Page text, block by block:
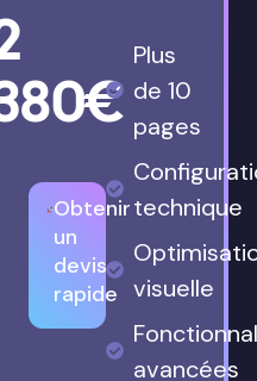
Obtenir
un
devis
rapide
Plus
de 10
pages
technique
visuelle
avancées